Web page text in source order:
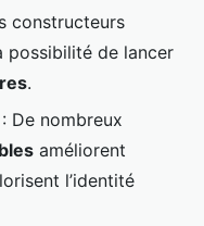
constructeurs
possibilité de lancer
.
: De nombreux
améliorent
l’identité